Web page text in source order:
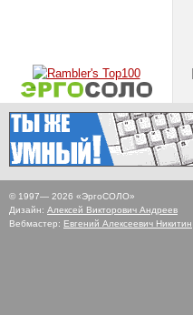
© 1997— 2026 «ЭргоСОЛО»
Дизайн: Алексей Викторович Андреев
Вебмастер: Евгений Алексеевич Никитин